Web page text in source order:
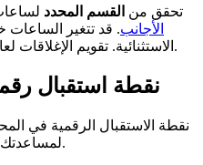
تحقق من القسم المحدد
الأجانب. قد تتغير الساعات
الاستثنائية. تقويم الإغلاقات لعام 2025 متاح على موقع المحافظة.
نقطة استقبال
نقطة الاستقبال الرقمية في
عبر الإنترنت.